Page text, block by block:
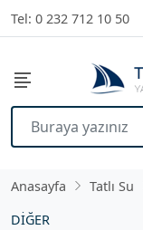
Tel: 0 232 712 10 50
Anasayfa Tatlı Su
DİĞER